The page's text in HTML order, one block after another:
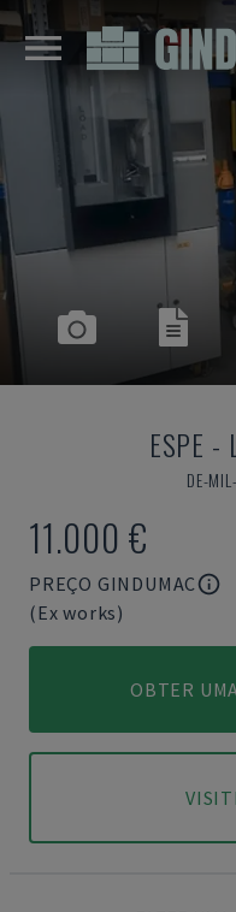
ESPE -
DE-
11.000 €
PREÇO GINDUMAC
(Ex works)
OBTER